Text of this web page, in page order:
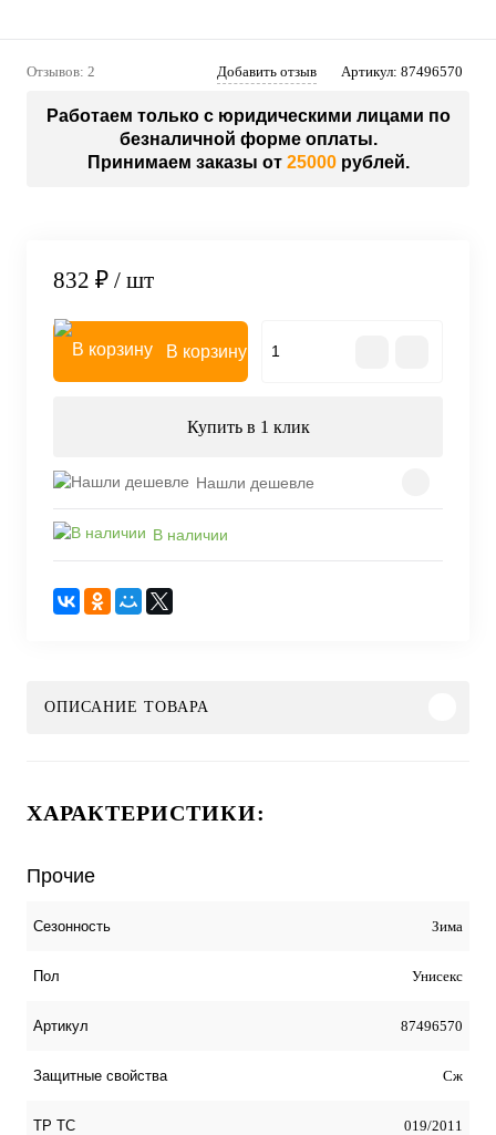
Отзывов: 2 Добавить отзыв Артикул: 87496570
Работаем только с юридическими лицами по
безналичной форме оплаты.
Принимаем заказы от 25000рублей.
832 ₽ / шт
В корзину
Купить в 1 клик
Нашли дешевле
В наличии
ОПИСАНИЕ ТОВАРА
ХАРАКТЕРИСТИКИ:
Прочие
Сезонность Зима
Пол Унисекс
Артикул 87496570
Защитные свойства Сж
ТР ТС 019/2011